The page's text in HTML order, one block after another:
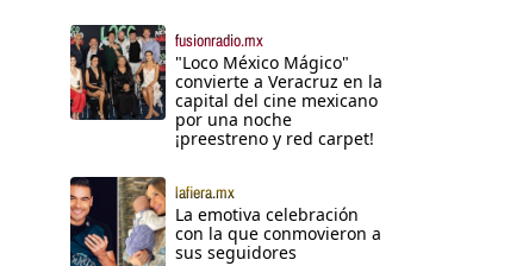
fusionradio.mx
"Loco México Mágico"
convierte a Veracruz en la
capital del cine mexicano
por una noche
¡preestreno y red carpet!
lafiera.mx
La emotiva celebración
con la que conmovieron a
sus seguidores